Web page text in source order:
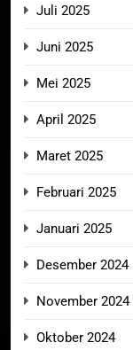
Juli 2025
Juni 2025
Mei 2025
April 2025
Maret 2025
Februari 2025
Januari 2025
Desember 2024
November 2024
Oktober 2024